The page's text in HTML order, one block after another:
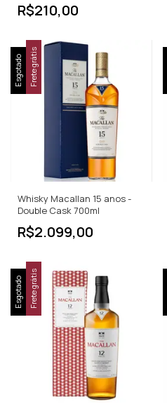
R$210,00
Esgotado Frete grátis
Whisky Macallan 15 anos -
Double Cask 700ml
R$2.099,00
Esgotado Frete grátis